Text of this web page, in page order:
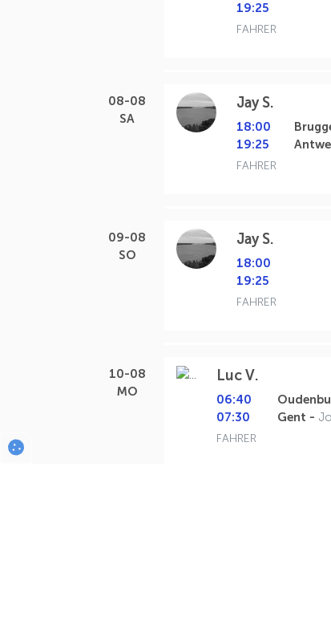
19:25
FAHRER
08-08
SA
Jay S.
18:00
19:25
FAHRER
09-08
SO
Jay S.
18:00
19:25
FAHRER
10-08
MO
Luc V.
06:40
07:30
Gent -
FAHRER